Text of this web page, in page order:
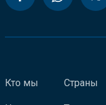
Кто мы Страны